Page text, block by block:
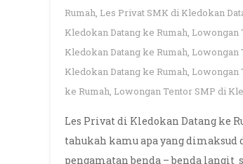
Rumah, Les Privat SMK di Kledokan
Kledokan Datang ke Rumah, Lowongan
Kledokan Datang ke Rumah, Lowongan
Kledokan Datang ke Rumah, Lowongan
ke Rumah, Lowongan Tentor SMP di
Les Privat di Kledokan Datang ke
tahukah kamu apa yang
pengamatan benda – benda